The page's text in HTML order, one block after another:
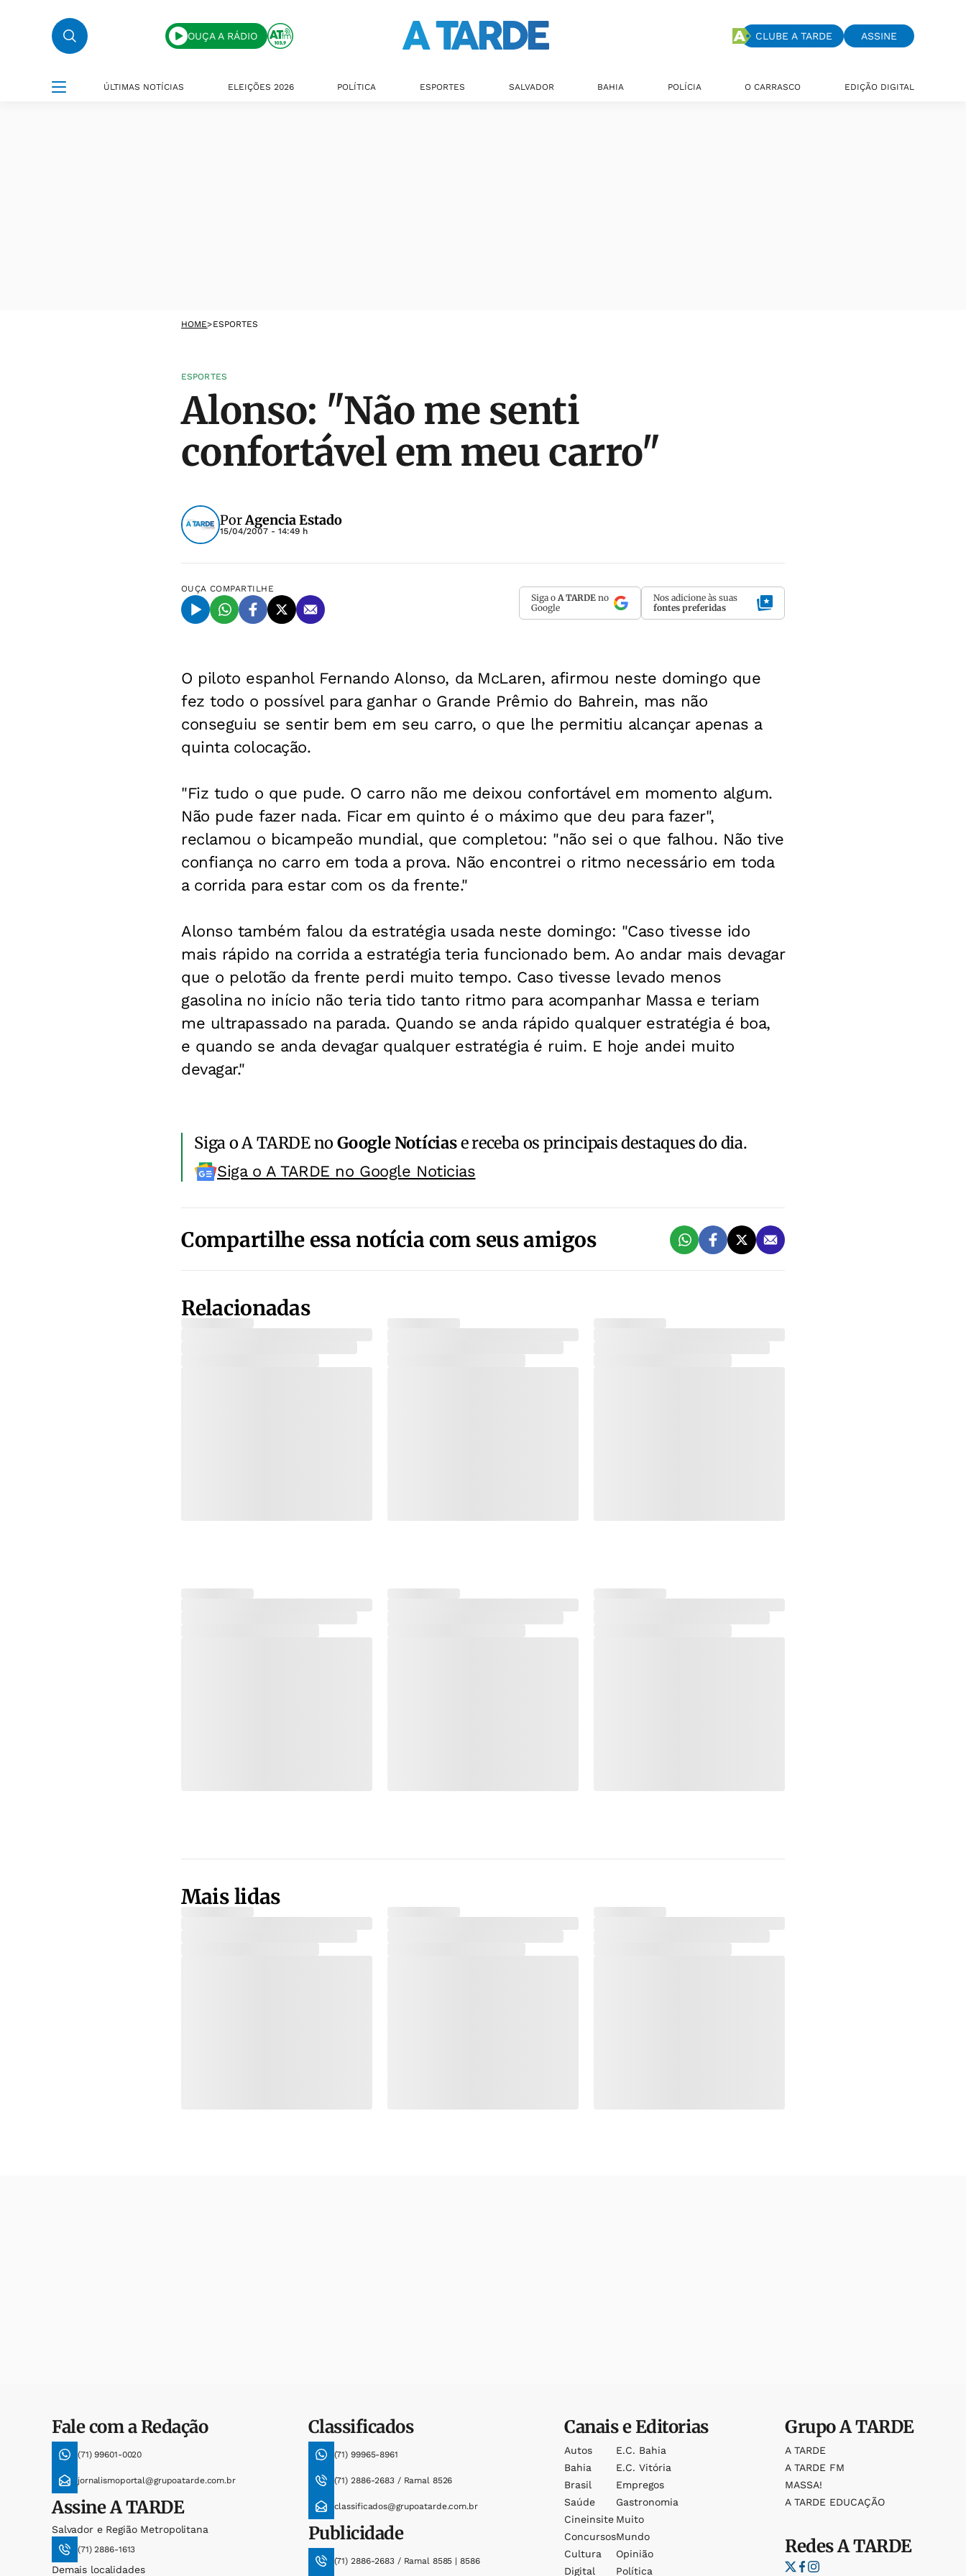
OUÇA A RÁDIO CLUBE A TARDE ASSINE
ÚLTIMAS NOTÍCIAS ELEIÇÕES 2026 POLÍTICA ESPORTES SALVADOR BAHIA POLÍCIA O CARRASCO EDIÇÃO DIGITAL
HOME>ESPORTES
ESPORTES
Alonso: "Não me senti
confortável em meu carro"
PorAgencia Estado
15/04/2007 - 14:49 h
OUÇA COMPARTILHE
Siga o A TARDE no
Google
Nos adicione às suas
fontes preferidas
O piloto espanhol Fernando Alonso, da McLaren, afirmou neste domingo que
fez todo o possível para ganhar o Grande Prêmio do Bahrein, mas não
conseguiu se sentir bem em seu carro, o que lhe permitiu alcançar apenas a
quinta colocação.
"Fiz tudo o que pude. O carro não me deixou confortável em momento algum.
Não pude fazer nada. Ficar em quinto é o máximo que deu para fazer",
reclamou o bicampeão mundial, que completou: "não sei o que falhou. Não tive
confiança no carro em toda a prova. Não encontrei o ritmo necessário em toda
a corrida para estar com os da frente."
Alonso também falou da estratégia usada neste domingo: "Caso tivesse ido
mais rápido na corrida a estratégia teria funcionado bem. Ao andar mais devagar
que o pelotão da frente perdi muito tempo. Caso tivesse levado menos
gasolina no início não teria tido tanto ritmo para acompanhar Massa e teriam
me ultrapassado na parada. Quando se anda rápido qualquer estratégia é boa,
e quando se anda devagar qualquer estratégia é ruim. E hoje andei muito
devagar."
Siga o A TARDE noGoogle Notíciase receba os principais destaques do dia.
Siga o A TARDE no Google Noticias
Compartilhe essa notícia com seus amigos
Relacionadas
Mais lidas
Fale com a Redação
(71) 99601-0020
jornalismoportal@grupoatarde.com.br
AssineA TARDE
Salvador e Região Metropolitana
(71) 2886-1613
Demais localidades
Classificados
(71) 99965-8961
(71) 2886-2683 / Ramal 8526
classificados@grupoatarde.com.br
Publicidade
(71) 2886-2683 / Ramal 8585 | 8586
Canais e Editorias
Autos
Bahia
Brasil
Saúde
Cineinsite
Concursos
Cultura
Digital
E.c. Bahia
E.c. Vitória
Empregos
Gastronomia
Muito
Mundo
Opinião
Política
GrupoA TARDE
A TARDE
A TARDE FM
MASSA!
A TARDE EDUCAÇÃO
RedesA TARDE